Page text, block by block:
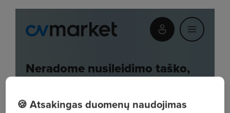
🍪 Atsakingas duomenų naudojimas